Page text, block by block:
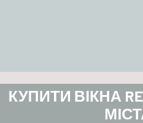
КУПИТИ ВІКНА